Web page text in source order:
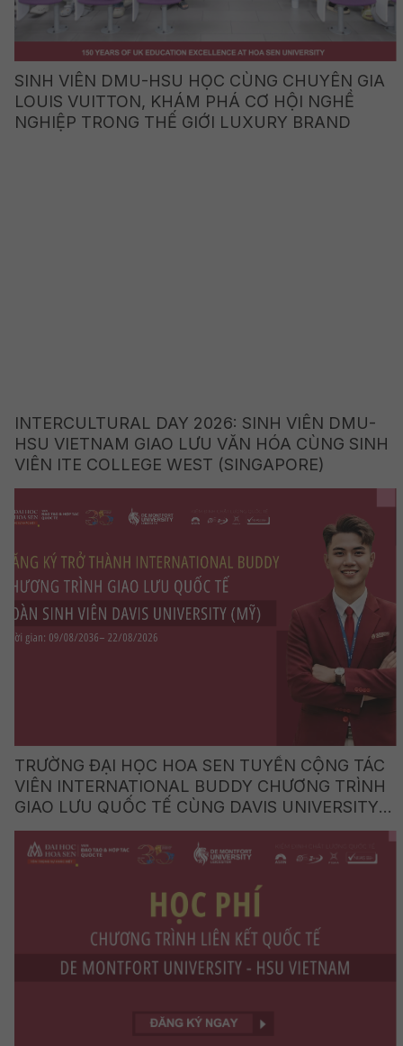
SINH VIÊN DMU-HSU HỌC CÙNG CHUYÊN GIA
LOUIS VUITTON, KHÁM PHÁ CƠ HỘI NGHỀ
NGHIỆP TRONG THẾ GIỚI LUXURY BRAND
INTERCULTURAL DAY 2026: SINH VIÊN DMU-
HSU VIETNAM GIAO LƯU VĂN HÓA CÙNG SINH
VIÊN ITE COLLEGE WEST (SINGAPORE)
TRƯỜNG ĐẠI HỌC HOA SEN TUYỂN CỘNG TÁC
VIÊN INTERNATIONAL BUDDY CHƯƠNG TRÌNH
GIAO LƯU QUỐC TẾ CÙNG DAVIS UNIVERSITY
(HOA KỲ)